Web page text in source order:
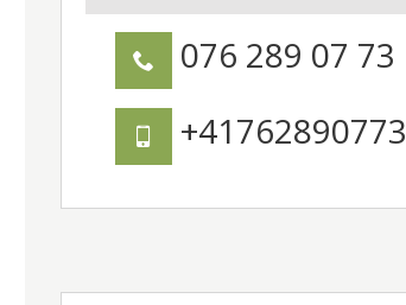
076 289 07 73
+41762890773